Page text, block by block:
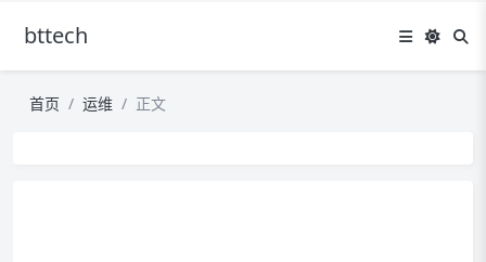
bttech
首页 运维 正文